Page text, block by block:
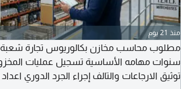
منذ 21 يوم
سنوات مهامه الأساسية تسجيل عمليات
توثيق الارجاعات والتالف إجراء الجرد الدوري